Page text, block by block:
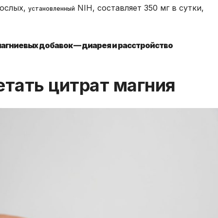
установленный NIH, составляет 350 мг в сутки,
добавок — диарея и расстройство
цитрат магния